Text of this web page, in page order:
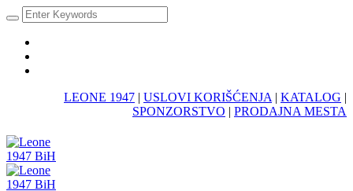
LEONE 1947 | USLOVI KORIŠĆENJA | KATALOG |
SPONZORSTVO | PRODAJNA MESTA